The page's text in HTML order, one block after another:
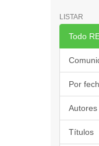
LISTAR
Todo
Por
Autores
Títulos